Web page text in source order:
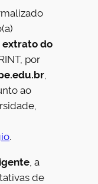
extrato do
por
ao
.
, a
de